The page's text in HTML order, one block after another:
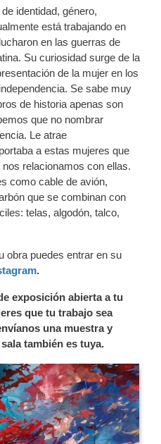
identidad, género,
está trabajando en
en las guerras de
Su curiosidad surge de la
de la mujer en los
Se sabe muy
de historia apenas son
que no nombrar
Le atrae
a estas mujeres que
relacionamos con ellas.
como cable de avión,
que se combinan con
telas, algodón, talco,
obra puedes entrar en su
.
exposición abierta a tu
que tu trabajo sea
una muestra y
también es tuya.